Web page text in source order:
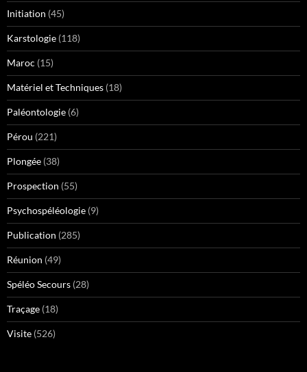
Initiation (45)
Karstologie (118)
Maroc (15)
Matériel et Techniques (18)
Paléontologie (6)
Pérou (221)
Plongée (38)
Prospection (55)
Psychospéléologie (9)
Publication (285)
Réunion (49)
Spéléo Secours (28)
Traçage (18)
Visite (526)